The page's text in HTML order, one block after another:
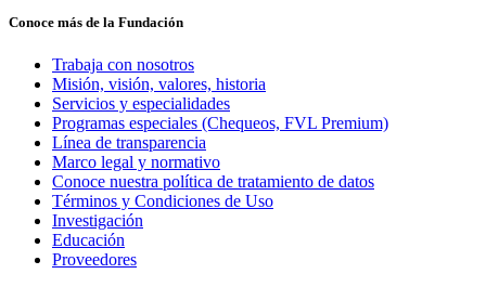
Conoce más de la Fundación
Trabaja con nosotros
Misión, visión, valores, historia
Servicios y especialidades
Programas especiales (Chequeos, FVL Premium)
Línea de transparencia
Marco legal y normativo
Conoce nuestra política de tratamiento de datos
Términos y Condiciones de Uso
Investigación
Educación
Proveedores